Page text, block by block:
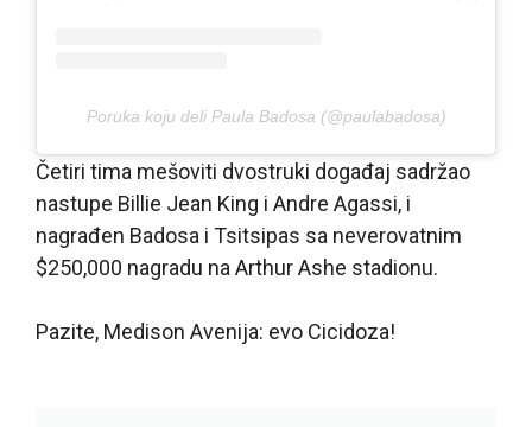
Poruka koju deli Paula Badosa (@paulabadosa)
Četiri tima mešoviti dvostruki događaj sadržao
nastupe Billie Jean King i Andre Agassi, i
nagrađen Badosa i Tsitsipas sa neverovatnim
$250,000 nagradu na Arthur Ashe stadionu.
Pazite, Medison Avenija: evo Cicidoza!